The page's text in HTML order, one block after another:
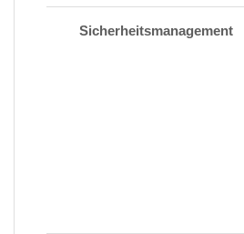
Sicherheitsmanagement